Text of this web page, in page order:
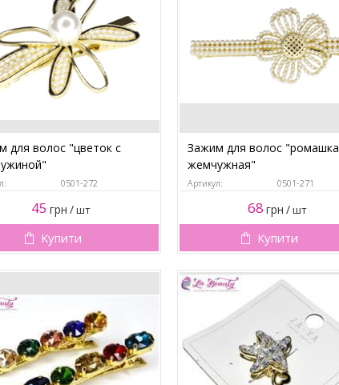
для волос "цветок с
0501-272
45 грн /шт
Купити
Зажим для волос "ромашка
жемчужная"
Артикул: 0501-271
68 грн /шт
Купити